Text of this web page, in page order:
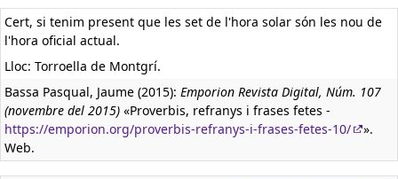
Cert, si tenim present que les set de l'hora solar són les nou de
l'hora oficial actual.
Lloc: Torroella de Montgrí.
Bassa Pasqual, Jaume (2015): Emporion Revista Digital, Núm. 107
(novembre del 2015) «Proverbis, refranys i frases fetes -
https://emporion.org/proverbis-refranys-i-frases-fetes-10/
».
Web.